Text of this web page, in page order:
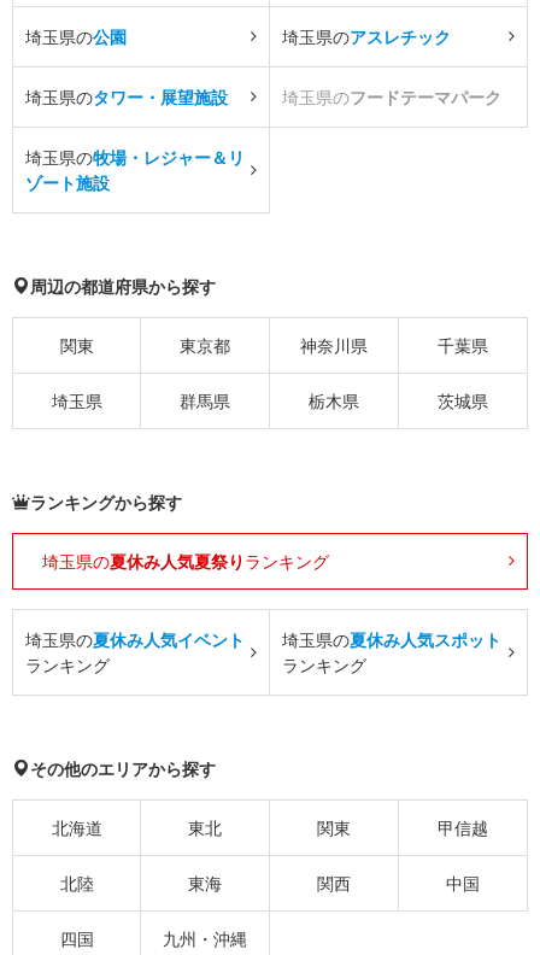
埼玉県の公園 埼玉県のアスレチック
埼玉県のタワー・展望施設 埼玉県のフードテーマパーク
埼玉県の牧場・レジャー＆リ
ゾート施設
周辺の都道府県から探す
関東 東京都 神奈川県 千葉県
埼玉県 群馬県 栃木県 茨城県
ランキングから探す
埼玉県の夏休み人気夏祭り ランキング
埼玉県の夏休み人気イベント
ランキング
埼玉県の夏休み人気スポット
ランキング
その他のエリアから探す
北海道 東北 関東 甲信越
北陸 東海 関西 中国
四国 九州・沖縄